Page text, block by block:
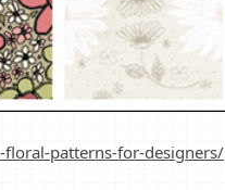
patterns-for-designers/